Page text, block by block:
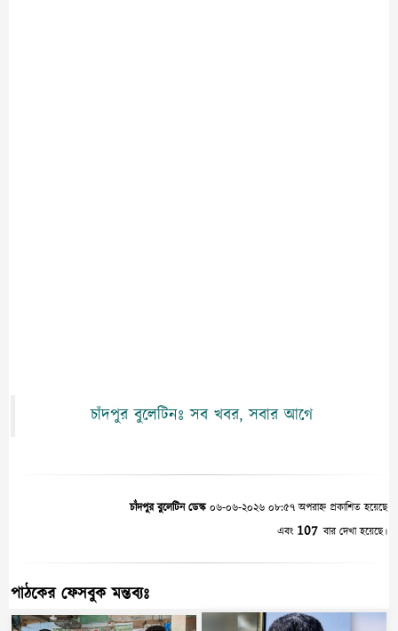
চাঁদপুর বুলেটিনঃ সব খবর, সবার আগে
চাঁদপুর বুলেটিন ডেস্ক০৬-০৬-২০২৬ ০৮:৫৭ অপরাহ্ন প্রকাশিত হয়েছে
এবং 107 বার দেখা হয়েছে।
পাঠকের ফেসবুক মন্তব্যঃ